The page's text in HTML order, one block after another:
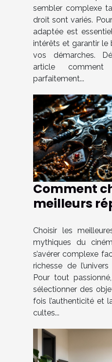
sembler complexe
droit sont variés.
adaptée est
intérêts et garantir
vos démarches.
article comment
parfaitement...
Comment
meilleurs
cinéma
Choisir les
mythiques du
s’avérer complexe
richesse de
Pour tout
sélectionner des
fois l’authenticité et
cultes...